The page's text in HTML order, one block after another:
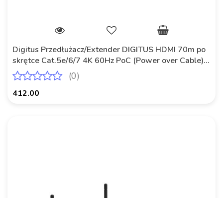
Digitus Przedłużacz/Extender DIGITUS HDMI 70m po
skrętce Cat.5e/6/7 4K 60Hz PoC (Power over Cable)
(zestaw)
(0)
412.00